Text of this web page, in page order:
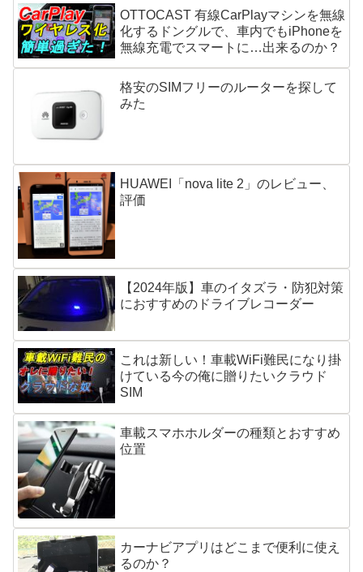
OTTOCAST 有線CarPlayマシンを無線
化するドングルで、車内でもiPhoneを
無線充電でスマートに…出来るのか？
格安のSIMフリーのルーターを探して
みた
HUAWEI「nova lite 2」のレビュー、
評価
【2024年版】車のイタズラ・防犯対策
におすすめのドライブレコーダー
これは新しい！車載WiFi難民になり掛
けている今の俺に贈りたいクラウド
SIM
車載スマホホルダーの種類とおすすめ
位置
カーナビアプリはどこまで便利に使え
るのか？